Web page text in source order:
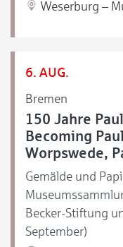
Weserburg –
6. AUG.
Bremen
150 Jahre
Becoming
Worpswede,
Gemälde und
Becker-Stiftung
September)